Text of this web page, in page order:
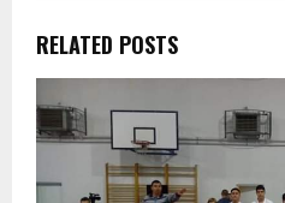
RELATED POSTS